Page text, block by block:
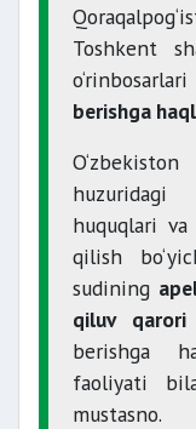
Toshkent
berishga
huzuridagi
huquqlari
qilish
sudining
qiluv qarori
berishga
faoliyati
mustasno.